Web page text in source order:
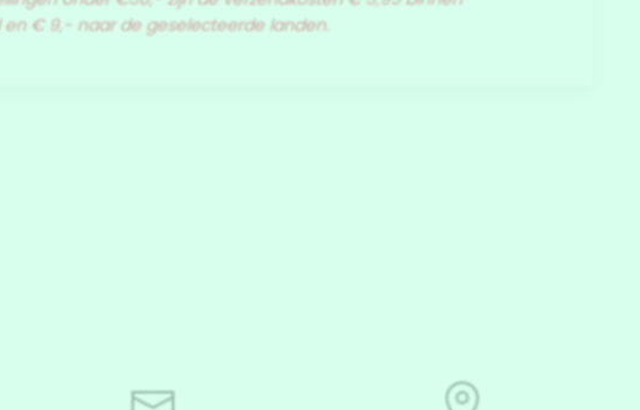
en € 9,- naar de geselecteerde landen.